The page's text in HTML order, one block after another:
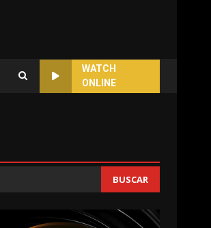
WATCH
ONLINE
BUSCAR